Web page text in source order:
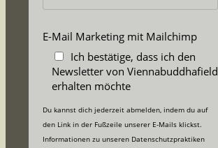
E-Mail Marketing mit Mailchimp
Ich bestätige, dass ich den
Newsletter von Viennabuddhafield
erhalten möchte
Du kannst dich jederzeit abmelden, indem du auf
den Link in der Fußzeile unserer E-Mails klickst.
Informationen zu unseren Datenschutzpraktiken